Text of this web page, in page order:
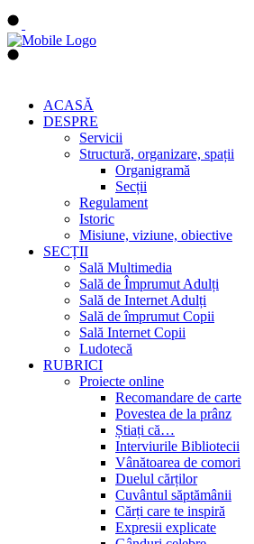
ACASĂ
DESPRE
Servicii
Structură, organizare, spații
Organigramă
Secții
Regulament
Istoric
Misiune, viziune, obiective
SECȚII
Sală Multimedia
Sală de Împrumut Adulți
Sală de Internet Adulți
Sală de împrumut Copii
Sală Internet Copii
Ludotecă
RUBRICI
Proiecte online
Recomandare de carte
Povestea de la prânz
Știați că…
Interviurile Bibliotecii
Vânătoarea de comori
Duelul cărților
Cuvântul săptămânii
Cărți care te inspiră
Expresii explicate